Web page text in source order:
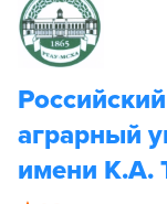
аграрный
имени К.А.